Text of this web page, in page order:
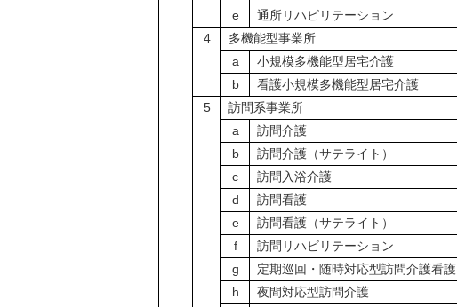
e
通所リハビリテーション
4
多機能型事業所
a
小規模多機能型居宅介護
b
看護小規模多機能型居宅介護
5
訪問系事業所
a
訪問介護
b
訪問介護（サテライト）
c
訪問入浴介護
d
訪問看護
e
訪問看護（サテライト）
f
訪問リハビリテーション
g
定期巡回・随時対応型訪問介護看護
h
夜間対応型訪問介護